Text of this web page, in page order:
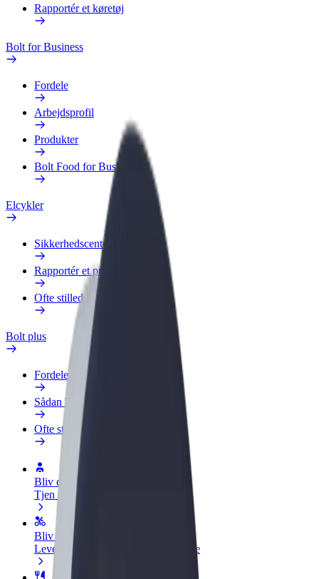
Rapportér et køretøj
Bolt for Business
Fordele
Arbejdsprofil
Produkter
Bolt Food for Business
Elcykler
Sikkerhedscenter
Rapportér et problem
Ofte stillede spørgsmål
Bolt plus
Fordele
Sådan bliver du medlem
Ofte stillede spørgsmål
Bliv chauffør
Tjen penge på dine vilkår
Bliv leveringsperson
Lever mad og få udbetaling hver uge